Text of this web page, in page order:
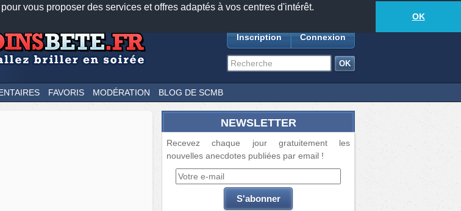
vous proposer des services et offres adaptés à vos centres d'intérêt.
OK
mobiles Newsletter Facebook
TwitterFeeds18877anecdotes-569lecteurs connectés
Inscription Connexion
FAVORIS MODÉRATION BLOG DE SCMB
NEWSLETTER
Recevez chaque jour gratuitement les
nouvelles anecdotes publiées par email !